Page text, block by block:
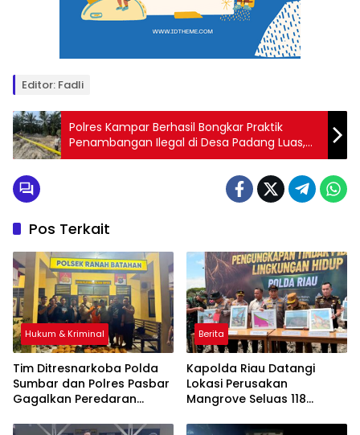
Editor: Fadli
Polres Kampar Berhasil Bongkar Praktik
Penambangan Ilegal di Desa Padang Luas,
Amankan 1 Unit Excavator!
Pos Terkait
Hukum & Kriminal
Tim Ditresnarkoba Polda
Sumbar dan Polres Pasbar
Gagalkan Peredaran
Kering Siap Edar Disita
Berita
Kapolda Riau Datangi
Lokasi Perusakan
Mangrove Seluas 118
Ditangkap